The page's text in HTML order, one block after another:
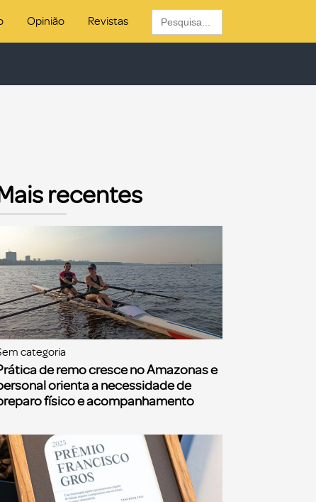
Opinião Revistas
Search
for:
recentes
categoria
de remo cresce no Amazonas e
orienta a necessidade de
físico e acompanhamento